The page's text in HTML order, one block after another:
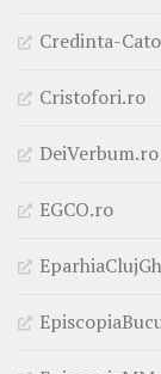
Credinta-
Cristofori.ro
DeiVerbum.ro
EGCO.ro